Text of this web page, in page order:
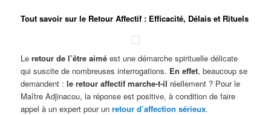
Tout savoir sur le Retour Affectif : Efficacité, Délais et Rituels
Leretour de l’être aimé est une démarche spirituelle délicate
qui suscite de nombreuses interrogations. En effet, beaucoup se
demandent :le retour affectif marche-t-il réellement ? Pour le
Maître Adjinacou, la réponse est positive, à condition de faire
appel à un expert pour unretour d’affection sérieux.